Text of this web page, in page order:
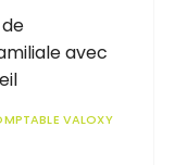
avec
VALOXY